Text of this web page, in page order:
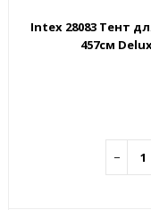
Intex 28083 Тент
457см
−